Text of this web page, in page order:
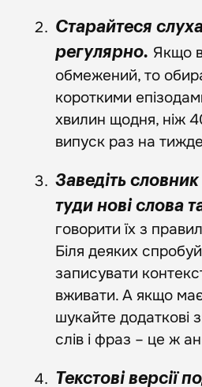
Старайтеся
регулярно. Якщо
обмежений, то
короткими
хвилин щодня, ніж
випуск раз на
Заведіть
туди нові слова
говорити їх з
Біля деяких
записувати
вживати. А якщо
шукайте додаткові
слів і фраз – це ж
Текстові версії